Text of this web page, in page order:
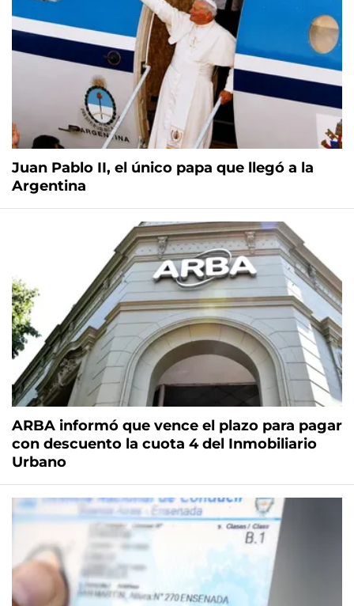
Juan Pablo II, el único papa que llegó a la
Argentina
ARBA informó que vence el plazo para pagar
con descuento la cuota 4 del Inmobiliario
Urbano